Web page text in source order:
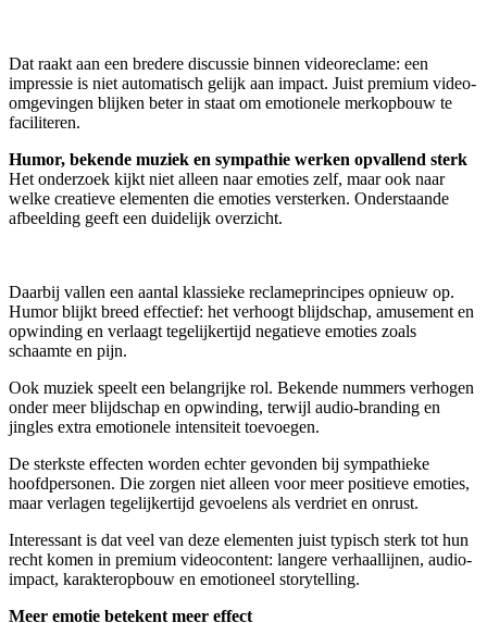
Dat raakt aan een bredere discussie binnen videoreclame: een
impressie is niet automatisch gelijk aan impact. Juist premium video-
omgevingen blijken beter in staat om emotionele merkopbouw te
faciliteren.
Humor, bekende muziek en sympathie werken opvallend sterk
Het onderzoek kijkt niet alleen naar emoties zelf, maar ook naar
welke creatieve elementen die emoties versterken. Onderstaande
afbeelding geeft een duidelijk overzicht.
Daarbij vallen een aantal klassieke reclameprincipes opnieuw op.
Humor blijkt breed effectief: het verhoogt blijdschap, amusement en
opwinding en verlaagt tegelijkertijd negatieve emoties zoals
schaamte en pijn.
Ook muziek speelt een belangrijke rol. Bekende nummers verhogen
onder meer blijdschap en opwinding, terwijl audio-branding en
jingles extra emotionele intensiteit toevoegen.
De sterkste effecten worden echter gevonden bij sympathieke
hoofdpersonen. Die zorgen niet alleen voor meer positieve emoties,
maar verlagen tegelijkertijd gevoelens als verdriet en onrust.
Interessant is dat veel van deze elementen juist typisch sterk tot hun
recht komen in premium videocontent: langere verhaallijnen, audio-
impact, karakteropbouw en emotioneel storytelling.
Meer emotie betekent meer effect